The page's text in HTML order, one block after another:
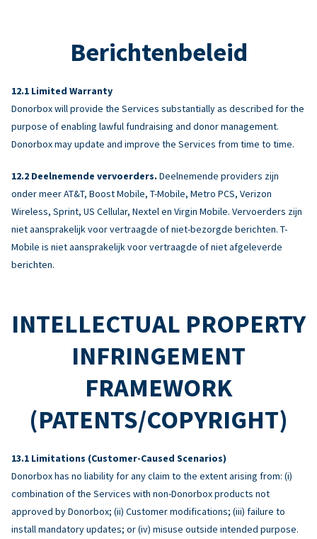
Berichtenbeleid
Limited Warranty
Donorbox will provide the Services substantially as described for the
purpose of enabling lawful fundraising and donor management.
Donorbox may update and improve the Services from time to time.
Deelnemende vervoerders. Deelnemende providers zijn
onder meer AT&T, Boost Mobile, T-Mobile, Metro PCS, Verizon
Wireless, Sprint, US Cellular, Nextel en Virgin Mobile. Vervoerders zijn
niet aansprakelijk voor vertraagde of niet-bezorgde berichten. T-
Mobile is niet aansprakelijk voor vertraagde of niet afgeleverde
berichten.
INTELLECTUAL PROPERTY
INFRINGEMENT
FRAMEWORK
(PATENTS/COPYRIGHT)
Limitations (Customer-Caused Scenarios)
Donorbox has no liability for any claim to the extent arising from: (i)
combination of the Services with non-Donorbox products not
approved by Donorbox; (ii) Customer modifications; (iii) failure to
install mandatory updates; or (iv) misuse outside intended purpose.